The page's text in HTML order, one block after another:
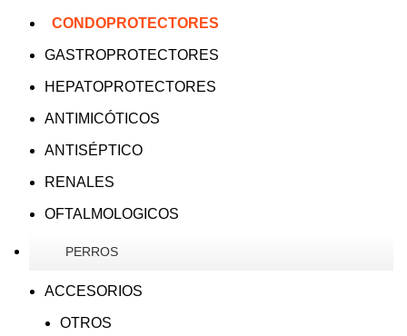
CONDOPROTECTORES
GASTROPROTECTORES
HEPATOPROTECTORES
ANTIMICÓTICOS
ANTISÉPTICO
RENALES
OFTALMOLOGICOS
PERROS
ACCESORIOS
OTROS